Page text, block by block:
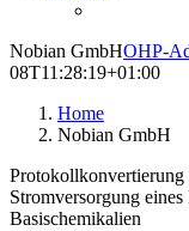
Nobian GmbHOHP-
08T11:28:19+01:00
Home
Nobian GmbH
Stromversorgung
Basischemikalien